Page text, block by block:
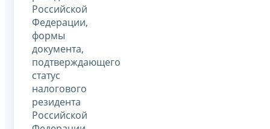
Российской
Федерации,
формы
документа,
подтверждающего
статус
налогового
резидента
Российской